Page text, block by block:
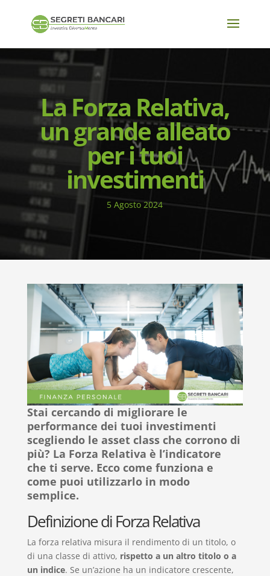
La Forza Relativa,
un grande alleato
per i tuoi
investimenti
5 Agosto 2024
Stai cercando di migliorare le
performance dei tuoi investimenti
scegliendo le asset class che corrono di
più? La Forza Relativa è l’indicatore
che ti serve. Ecco come funziona e
come puoi utilizzarlo in modo
semplice.
Definizione di Forza Relativa
La forza relativa misura il rendimento di un titolo, o
di una classe di attivo, rispetto a un altro titolo o a
un indice. Se un’azione ha un indicatore crescente,